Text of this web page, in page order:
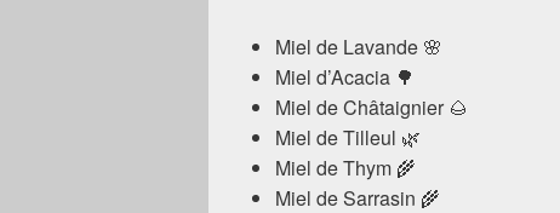
Miel de Lavande 🌸
Miel d’Acacia 🌳
Miel de Châtaignier 🌰
Miel de Tilleul 🌿
Miel de Thym 🌾
Miel de Sarrasin 🌾